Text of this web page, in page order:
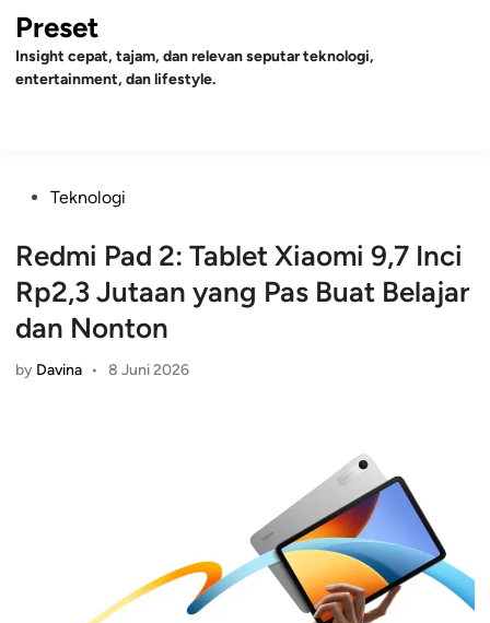
Skip
content
Preset
Insight cepat, tajam, dan relevan seputar teknologi,
entertainment, dan lifestyle.
PostedTeknologi
Redmi Pad 2: Tablet Xiaomi 9,7 Inci
Rp2,3 Jutaan yang Pas Buat Belajar
dan Nonton
by Davina • 8 Juni 2026